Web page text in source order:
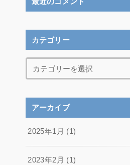
カテゴリー
アーカイブ
2025年1月 (1)
2023年2月 (1)